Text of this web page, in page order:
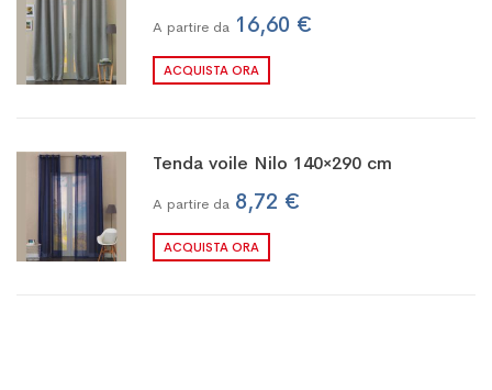
A partire da 16,60 €
ACQUISTA ORA
Tenda voile Nilo 140×290 cm
A partire da 8,72 €
ACQUISTA ORA